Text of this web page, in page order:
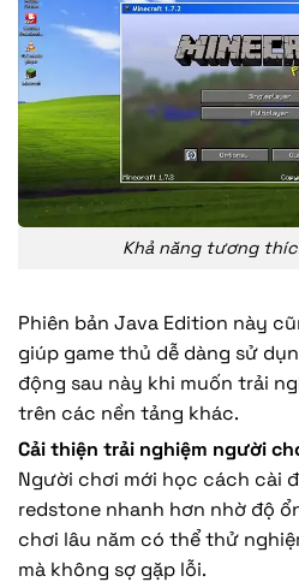
Khả năng tương
Phiên bản Java Edition này
giúp game thủ dễ dàng sử
động sau này khi muốn trải
trên các nền tảng khác.
Cải thiện trải nghiệm người
Người chơi mới học cách cài
redstone nhanh hơn nhờ độ
chơi lâu năm có thể thử
mà không sợ gặp lỗi.